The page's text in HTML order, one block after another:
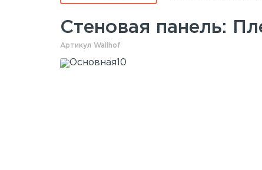
Стеновая панель:
Артикул Wallhof